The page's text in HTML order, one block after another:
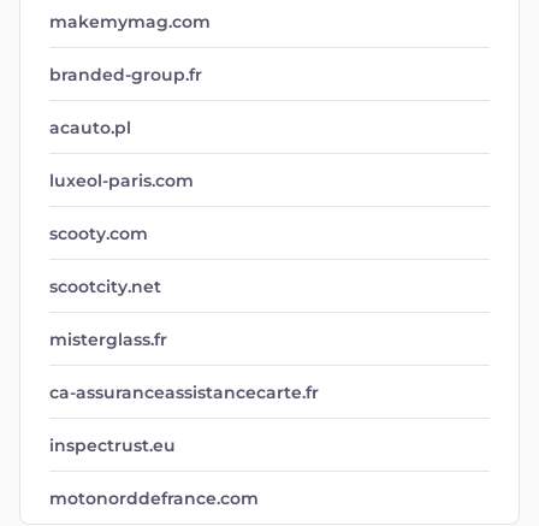
makemymag.com
branded-group.fr
acauto.pl
luxeol-paris.com
scooty.com
scootcity.net
misterglass.fr
ca-assuranceassistancecarte.fr
inspectrust.eu
motonorddefrance.com